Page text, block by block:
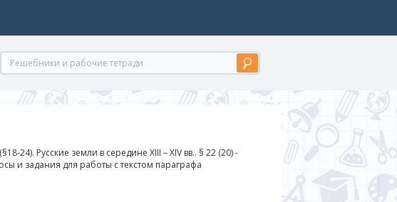
24). Русские земли в середине XIII – XIV вв.. § 22 (20) -
и задания для работы с текстом параграфа